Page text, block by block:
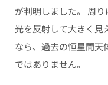
が判明しました。 周
光を反射して大きく見
なら、過去の恒星間天
ではありません。